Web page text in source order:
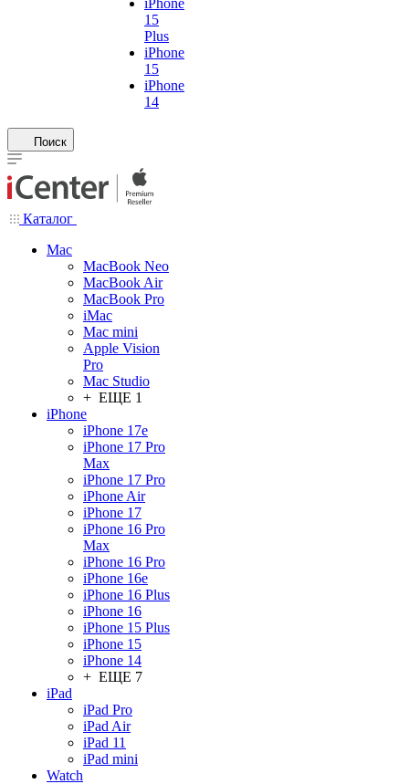
iPhone
15
Plus
iPhone
15
iPhone
14
Поиск
Каталог
Mac
MacBook Neo
MacBook Air
MacBook Pro
iMac
Mac mini
Apple Vision
Pro
Mac Studio
+ ЕЩЕ 1
iPhone
iPhone 17e
iPhone 17 Pro
Max
iPhone 17 Pro
iPhone Air
iPhone 17
iPhone 16 Pro
Max
iPhone 16 Pro
iPhone 16e
iPhone 16 Plus
iPhone 16
iPhone 15 Plus
iPhone 15
iPhone 14
+ ЕЩЕ 7
iPad
iPad Pro
iPad Air
iPad 11
iPad mini
Watch